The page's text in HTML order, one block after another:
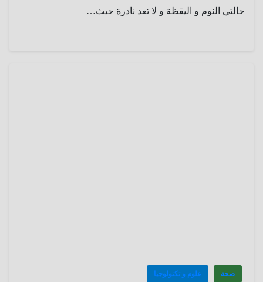
حالتي النوم و اليقظة و لا تعد نادرة حيث…
صحة علوم و تكنولوجيا